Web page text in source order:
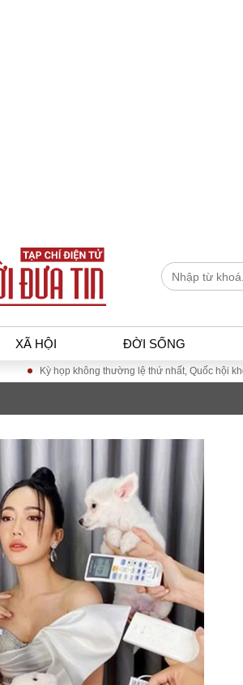
XÃ HỘI ĐỜI SỐNG
mô
thị
và dư
Giáo dục
Văn hoá
Môi trường
Giao thông – Đô thị
không thường lệ thứ nhất, Quốc hội khóa XVI